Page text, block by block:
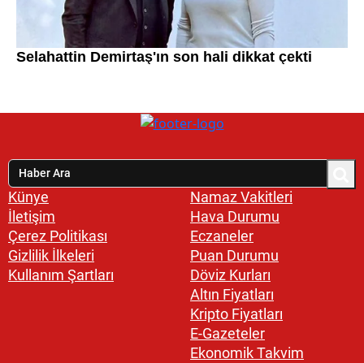
Künye
İletişim
Çerez Politikası
Gizlilik İlkeleri
Kullanım Şartları
Namaz Vakitleri
Hava Durumu
Eczaneler
Puan Durumu
Döviz Kurları
Altın Fiyatları
Kripto Fiyatları
E-Gazeteler
Ekonomik Takvim